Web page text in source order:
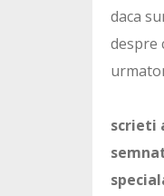
daca
despre
scrieti